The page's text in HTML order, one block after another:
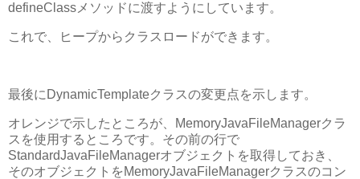
defineClassメソッドに渡すようにしています。
これで、ヒープからクラスロードができます。
最後にDynamicTemplateクラスの変更点を示します。
オレンジで示したところが、MemoryJavaFileManagerクラ
スを使用するところです。その前の行で
StandardJavaFileManagerオブジェクトを取得しておき、
そのオブジェクトをMemoryJavaFileManagerクラスのコン